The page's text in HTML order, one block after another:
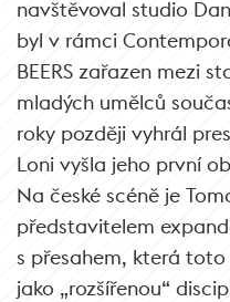
navštěvoval studio
byl v rámci
BEERS zařazen mezi
mladých umělců
roky později vyhrál
Loni vyšla jeho první
Na české scéně je
představitelem
s přesahem, která
jako „rozšířenou“